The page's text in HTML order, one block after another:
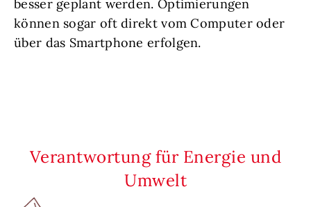
besser geplant werden. Optimierungen
können sogar oft direkt vom Computer oder
über das Smartphone erfolgen.
Verantwortung für Energie und
Umwelt